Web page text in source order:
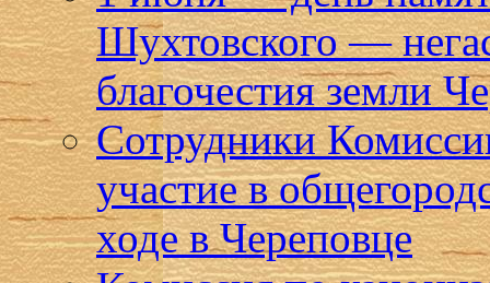
Шухтовского —
благочестия земли
Сотрудники
участие в
ходе в Череповце